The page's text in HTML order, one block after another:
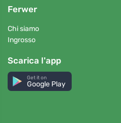
Ferwer
Chi siamo
Ingrosso
Scarica l'app
Get it on
Google Play